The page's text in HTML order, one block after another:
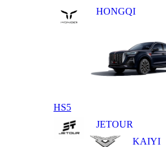
HONGQI
HS5
JETOUR
KAIYI